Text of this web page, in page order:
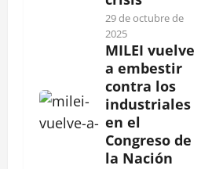
29 de octubre de
2025
MILEI vuelve
a embestir
contra los
industriales
en el
Congreso de
la Nación